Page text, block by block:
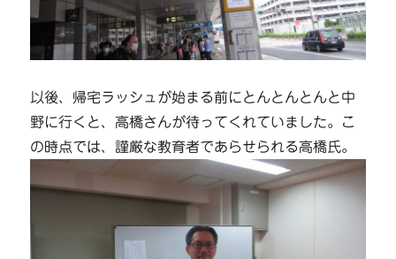
以後、帰宅ラッシュが始まる前にとんとんとんと中
野に行くと、高橋さんが待ってくれていました。こ
の時点では、謹厳な教育者であらせられる高橋氏。